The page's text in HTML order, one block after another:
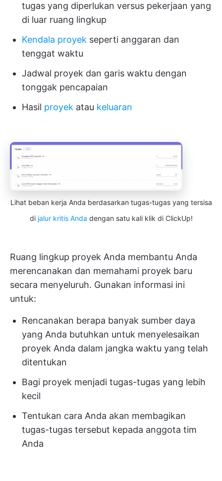
tugas yang diperlukan versus pekerjaan yang
di luar ruang lingkup
Kendala proyek seperti anggaran dan
tenggat waktu
Jadwal proyek dan garis waktu dengan
tonggak pencapaian
Hasil proyek atau keluaran
Lihat beban kerja Anda berdasarkan tugas-tugas yang tersisa
di jalur kritis Anda dengan satu kali klik di ClickUp!
Ruang lingkup proyek Anda membantu Anda
merencanakan dan memahami proyek baru
secara menyeluruh. Gunakan informasi ini
untuk:
Rencanakan berapa banyak sumber daya
yang Anda butuhkan untuk menyelesaikan
proyek Anda dalam jangka waktu yang telah
ditentukan
Bagi proyek menjadi tugas-tugas yang lebih
kecil
Tentukan cara Anda akan membagikan
tugas-tugas tersebut kepada anggota tim
Anda